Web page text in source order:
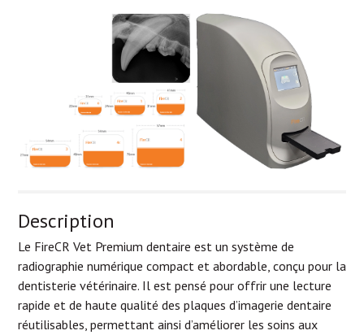
Description
Le FireCR Vet Premium dentaire est un système de
radiographie numérique compact et abordable, conçu pour la
dentisterie vétérinaire. Il est pensé pour offrir une lecture
rapide et de haute qualité des plaques d’imagerie dentaire
réutilisables, permettant ainsi d’améliorer les soins aux